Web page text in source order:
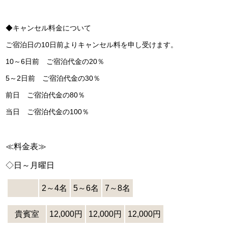
◆キャンセル料金について
ご宿泊日の10日前よりキャンセル料を申し受けます。
10～6日前 ご宿泊代金の20％
5～2日前 ご宿泊代金の30％
前日 ご宿泊代金の80％
当日 ご宿泊代金の100％
≪料金表≫
◇日～月曜日
2～4名 5～6名 7～8名
貴賓室 12,000円 12,000円 12,000円